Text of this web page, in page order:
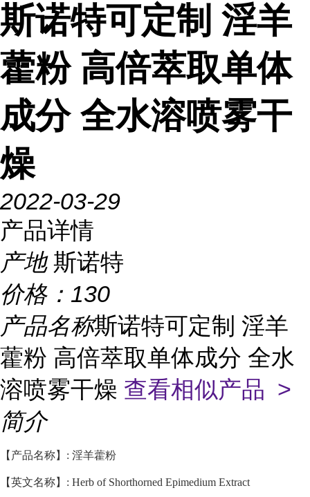
斯诺特可定制 淫羊
藿粉 高倍萃取单体
成分 全水溶喷雾干
燥
2022-03-29
产品详情
产地 斯诺特
价格： 130
产品名称斯诺特可定制 淫羊
藿粉 高倍萃取单体成分 全水
溶喷雾干燥 查看相似产品 >
简介
【产品名称】: 淫羊藿粉
【英文名称】: Herb of Shorthorned Epimedium Extract